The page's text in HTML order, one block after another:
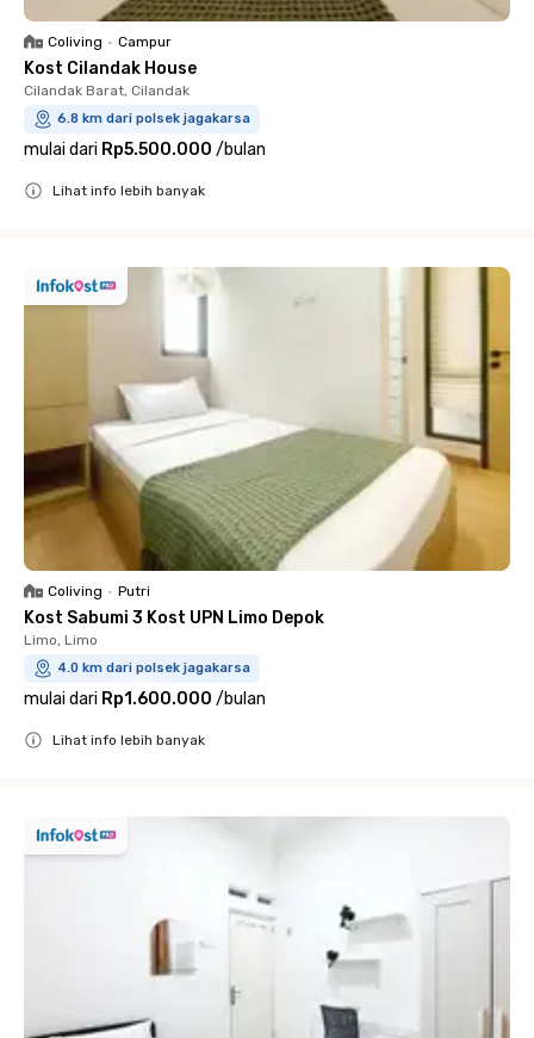
Coliving • Campur
Kost Cilandak House
Cilandak Barat, Cilandak
6.8 km dari polsek jagakarsa
mulai dari Rp5.500.000 /bulan
Lihat info lebih banyak
Coliving • Putri
Kost Sabumi 3 Kost UPN Limo Depok
Limo, Limo
4.0 km dari polsek jagakarsa
mulai dari Rp1.600.000 /bulan
Lihat info lebih banyak